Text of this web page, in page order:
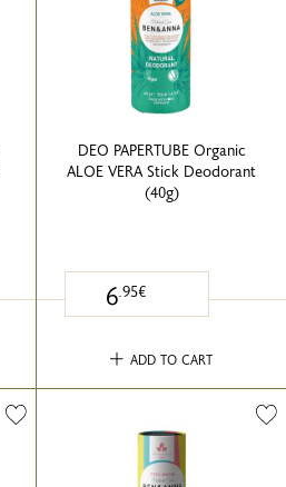
DEO PAPERTUBE Organic
ALOE VERA Stick Deodorant
(40g)
6.95€
ADD TO CART